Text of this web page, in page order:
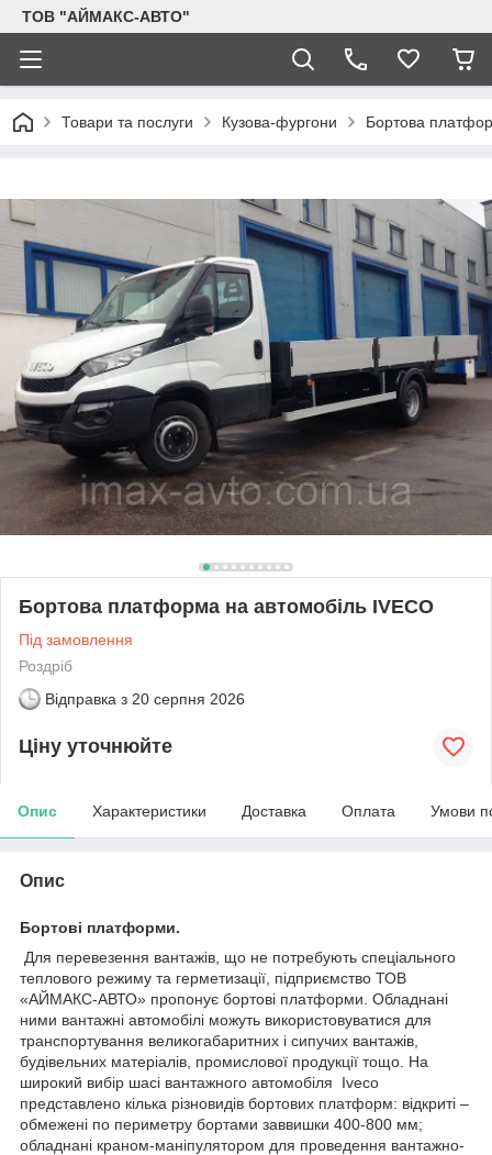
ТОВ "АЙМАКС-АВТО"
Товари та послуги Кузова-фургони Бортова
Бортова платформа на автомобіль IVECO
Під замовлення
Роздріб
Відправка з 20 серпня 2026
Ціну уточнюйте
Опис Характеристики Доставка Оплата Умови
Опис
Бортові платформи.
Для перевезення вантажів, що не потребують спеціального
теплового режиму та герметизації, підприємство ТОВ
«АЙМАКС-АВТО» пропонує бортові платформи. Обладнані
ними вантажні автомобілі можуть використовуватися для
транспортування великогабаритних і сипучих вантажів,
будівельних матеріалів, промислової продукції тощо. На
широкий вибір шасі вантажного автомобіля Iveco
представлено кілька різновидів бортових платформ: відкриті –
обмежені по периметру бортами заввишки 400-800 мм;
обладнані краном-маніпулятором для проведення вантажно-